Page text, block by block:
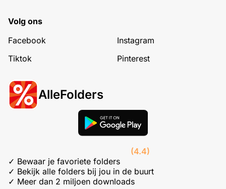
Volg ons
Facebook
Instagram
Tiktok
Pinterest
AlleFolders
(4.4)
✓ Bewaar je favoriete folders
✓ Bekijk alle folders bij jou in de buurt
✓ Meer dan 2 miljoen downloads